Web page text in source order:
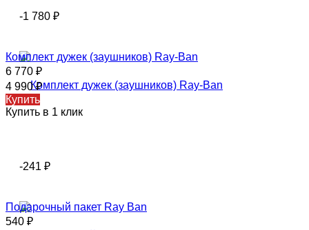
-1 780 ₽
Комплект дужек (заушников) Ray-Ban
6 770 ₽
4 990₽
Купить
Купить в 1 клик
-241 ₽
Подарочный пакет Ray Ban
540 ₽